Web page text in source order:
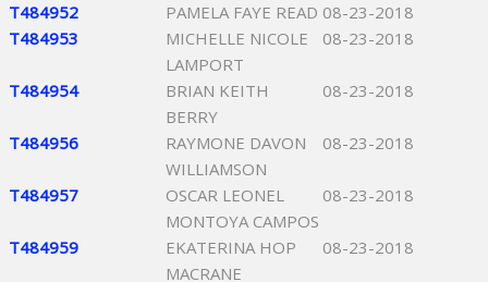
T484952 PAMELA FAYE READ 08-23-2018
T484953
MICHELLE NICOLE
LAMPORT
08-23-2018
T484954
BRIAN KEITH
BERRY
08-23-2018
T484956
RAYMONE DAVON
WILLIAMSON
08-23-2018
T484957
OSCAR LEONEL
MONTOYA CAMPOS
08-23-2018
T484959
EKATERINA HOP
MACRANE
08-23-2018